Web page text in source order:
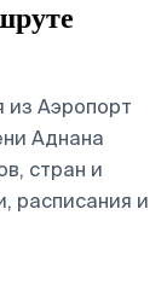
из Аэропорт
Аднана
стран и
расписания и